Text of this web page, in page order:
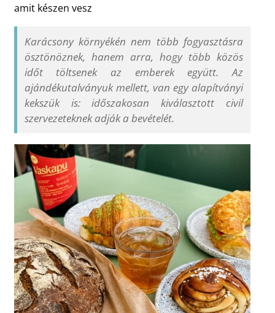
amit készen vesz
Karácsony környékén nem több fogyasztásra
ösztönöznek, hanem arra, hogy több közös
időt töltsenek az emberek együtt. Az
ajándékutalványuk mellett, van egy alapítványi
kekszük is: időszakosan kiválasztott civil
szervezeteknek adják a bevételét.